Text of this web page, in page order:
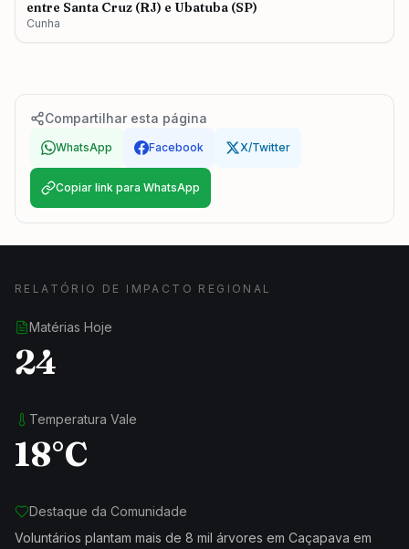
entre Santa Cruz (RJ) e Ubatuba (SP)
Cunha
Compartilhar esta página
WhatsApp Facebook X/Twitter
Copiar link para WhatsApp
RELATÓRIO DE IMPACTO REGIONAL
Matérias Hoje
24
Temperatura Vale
18°C
Destaque da Comunidade
Voluntários plantam mais de 8 mil árvores em Caçapava em